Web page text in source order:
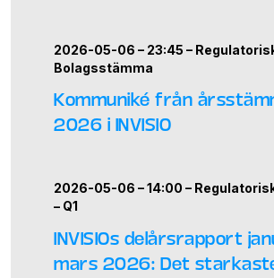
2026-05-06 – 23:45 –
Bolagsstämma
Kommuniké från
2026 i INVISIO
2026-05-06 – 14:00 –
– Q1
INVISIOs delårsrapport
mars 2026: Det